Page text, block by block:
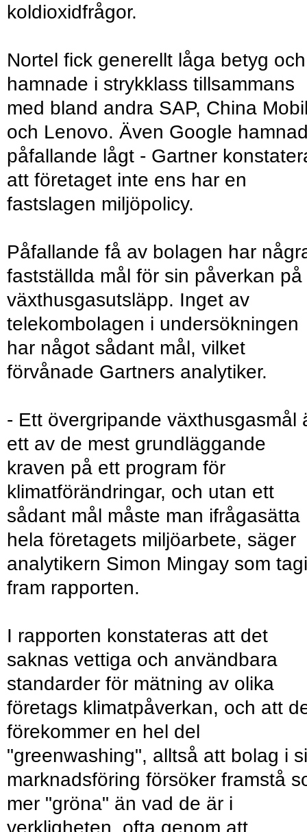
koldioxidfrågor.
Nortel fick generellt låga betyg och
hamnade i strykklass tillsammans
med bland andra SAP, China
och Lenovo. Även Google
påfallande lågt - Gartner
att företaget inte ens har en
fastslagen miljöpolicy.
Påfallande få av bolagen har
fastställda mål för sin påverkan på
växthusgasutsläpp. Inget av
telekombolagen i undersökningen
har något sådant mål, vilket
förvånade Gartners analytiker.
- Ett övergripande växthusgasmål
ett av de mest grundläggande
kraven på ett program för
klimatförändringar, och utan ett
sådant mål måste man ifrågasätta
hela företagets miljöarbete, säger
analytikern Simon Mingay som
fram rapporten.
I rapporten konstateras att det
saknas vettiga och användbara
standarder för mätning av olika
företags klimatpåverkan, och att
förekommer en hel del
"greenwashing", alltså att bolag i
marknadsföring försöker framstå
mer "gröna" än vad de är i